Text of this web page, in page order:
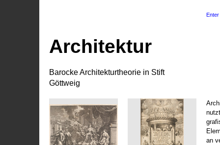
Enter
Architektur
Barocke Architekturtheorie in Stift
Göttweig
an